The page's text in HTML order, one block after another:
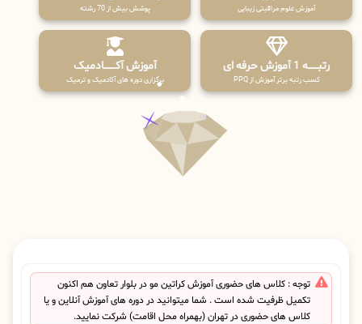
آموزش علوم مراقبتی زیبایی پوشش بیش از 70 رشته
رتبــــــه 1 آموزش حرفه ای
کسب رتبه برتر آموزش از PPQ
آموزش آکـــــــادمیک
برگزاری دوره های آکادمیک و ترمیک
توجه : کلاس های حضوری آموزش کراتین مو در بلوار تعاون هم اکنون
تکمیل ظرفیت شده است . شما میتوانید در دوره های آموزش آنلاین و یا
کلاس های حضوری در تهران (بهمراه محل اقامت) شرکت نمایید.